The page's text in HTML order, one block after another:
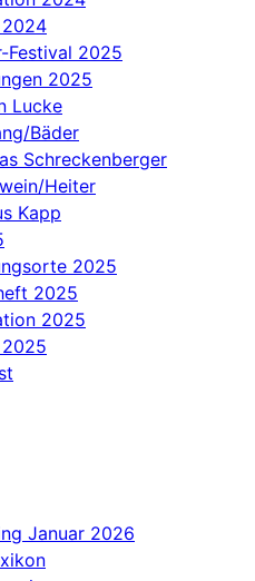
2024
Festival 2025
2025
Lucke
Bäder
Schreckenberger
Heiter
Kapp
2025
2025
2025
Januar 2026